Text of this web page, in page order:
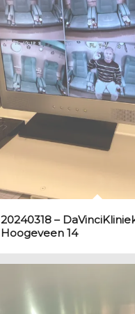
20240318 –
Hoogeveen 14